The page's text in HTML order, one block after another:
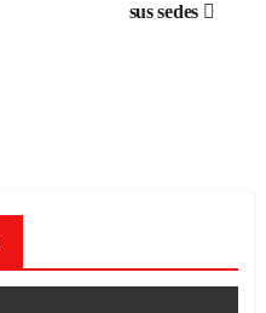
sus sedes